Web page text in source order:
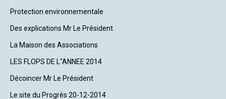
Protection environnementale
Des explications Mr Le Président
La Maison des Associations
LES FLOPS DE L"ANNEE 2014
Décoincer Mr Le Président
Le site du Progrès 20-12-2014